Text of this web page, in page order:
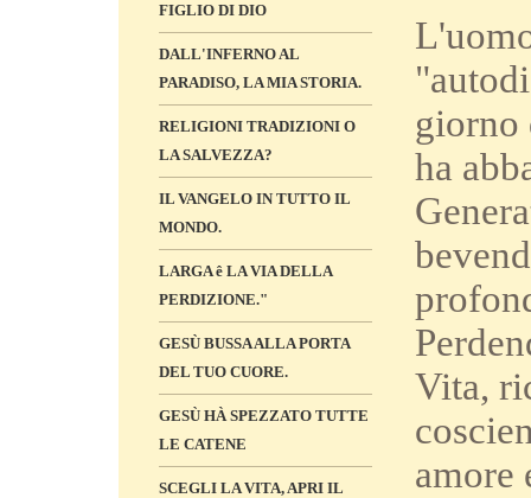
FIGLIO DI DIO
DALL'INFERNO AL
PARADISO, LA MIA STORIA.
RELIGIONI TRADIZIONI O
LA SALVEZZA?
IL VANGELO IN TUTTO IL
MONDO.
LARGA ê LA VIA DELLA
PERDIZIONE."
GESÙ BUSSA ALLA PORTA
DEL TUO CUORE.
GESÙ HÀ SPEZZATO TUTTE
LE CATENE
SCEGLI LA VITA, APRI IL
giorno
ha
Vita,
amore